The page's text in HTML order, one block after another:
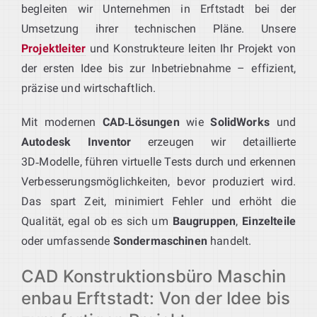
begleiten wir Unternehmen in Erftstadt bei der
Umsetzung ihrer technischen Pläne. Unsere
Projektleiter und Konstrukteure leiten Ihr Projekt von
der ersten Idee bis zur Inbetriebnahme – effizient,
präzise und wirtschaftlich.
Mit modernen CAD‑Lösungen wieSolidWorksund
Autodesk Inventor erzeugen wir detaillierte
3D‑Modelle, führen virtuelle Tests durch und erkennen
Verbesserungsmöglichkeiten, bevor produziert wird.
Das spart Zeit, minimiert Fehler und erhöht die
Qualität, egal ob es sich um Baugruppen, Einzelteile
oder umfassende Sondermaschinen handelt.
CAD Konstruktionsbüro Maschin
enbau Erftstadt: Von der Idee bis